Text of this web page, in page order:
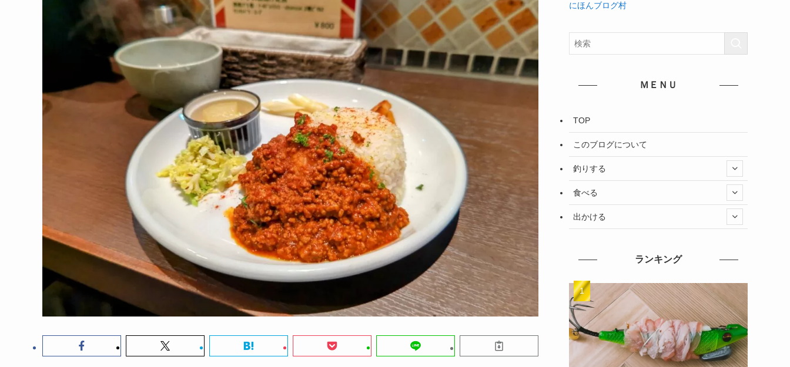
にほんブログ村
ＭＥＮＵ
TOP
このブログについて
釣りする
食べる
出かける
ランキング